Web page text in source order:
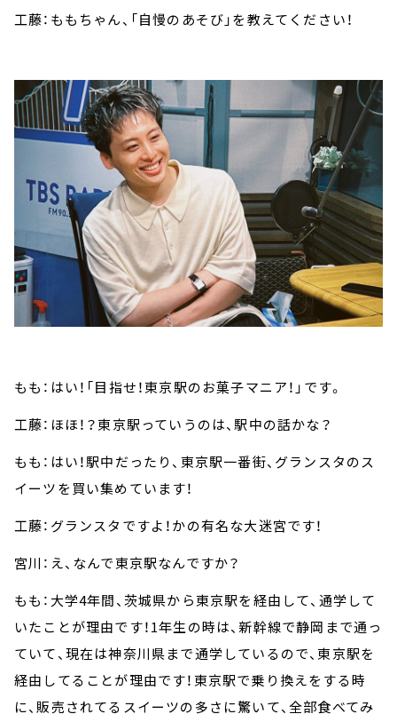
工藤：ももちゃん、「自慢のあそび」を教えてください！
もも：はい！「目指せ！東京駅のお菓子マニア！」です。
工藤：ほほ！？東京駅っていうのは、駅中の話かな？
もも：はい！駅中だったり、東京駅一番街、グランスタのス
イーツを買い集めています！
工藤：グランスタですよ！かの有名な大迷宮です！
宮川：え、なんで東京駅なんですか？
もも：大学4年間、茨城県から東京駅を経由して、通学して
いたことが理由です！1年生の時は、新幹線で静岡まで通っ
ていて、現在は神奈川県まで通学しているので、東京駅を
経由してることが理由です！東京駅で乗り換えをする時
に、販売されてるスイーツの多さに驚いて、全部食べてみ